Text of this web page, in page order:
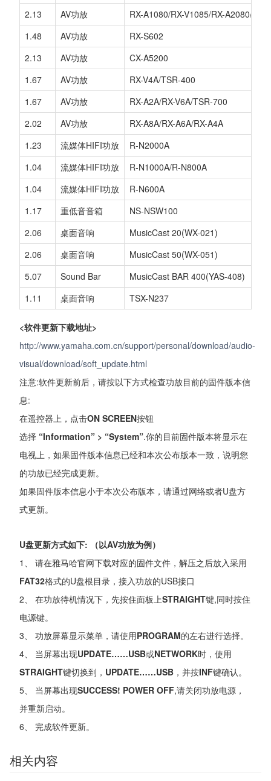
2.13
AV功放
RX-A1080/RX-V1085/RX-A2080/RX-
1.48
AV功放
RX-S602
2.13
AV功放
CX-A5200
1.67
AV功放
RX-V4A/TSR-400
1.67
AV功放
RX-A2A/RX-V6A/TSR-700
2.02
AV功放
RX-A8A/RX-A6A/RX-A4A
1.23
流媒体HIFI功放
R-N2000A
1.04
流媒体HIFI功放
R-N1000A/R-N800A
1.04
流媒体HIFI功放
R-N600A
1.17
重低音音箱
NS-NSW100
2.06
桌面音响
MusicCast 20(WX-021)
2.06
桌面音响
MusicCast 50(WX-051)
5.07
Sound Bar
MusicCast BAR 400(YAS-408)
1.11
桌面音响 TSX-N237
<软件更新下载地址>
http://www.yamaha.com.cn/support/personal/download/audio-
visual/download/soft_update.html
注意:软件更新前后，请按以下方式检查功放目前的固件版本信
息:
在遥控器上，点击ON SCREEN按钮
选择 “Information” > “System”.你的目前固件版本将显示在
电视上，如果固件版本信息已经和本次公布版本一致，说明您
的功放已经完成更新。
如果固件版本信息小于本次公布版本，请通过网络或者U盘方
式更新。
U盘更新方式如下: （以AV功放为例）
1、 请在雅马哈官网下载对应的固件文件，解压之后放入采用
FAT32格式的U盘根目录，接入功放的USB接口
2、 在功放待机情况下，先按住面板上STRAIGHT键,同时按住
电源键。
3、 功放屏幕显示菜单，请使用PROGRAM的左右进行选择。
4、 当屏幕出现UPDATE……USB或NETWORK时，使用
STRAIGHT键切换到， UPDATE……USB ，并按INF键确认。
5、 当屏幕出现SUCCESS! POWER OFF,请关闭功放电源，
并重新启动。
6、 完成软件更新。
相关内容